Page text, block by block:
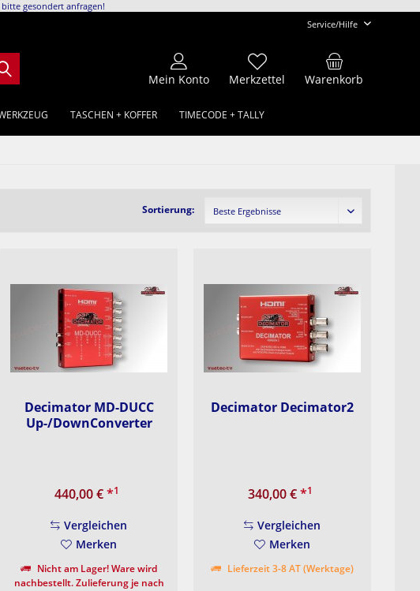
gesondert anfragen!
Service/Hilfe
Warenkorb
Merkzettel
Mein Konto
TASCHEN + KOFFER TIMECODE + TALLY
Sortierung:
Decimator MD-DUCC
Up-/DownConverter
440,00 €*1
Vergleichen
Merken
Nicht am Lager! Ware wird
nachbestellt. Zulieferung je nach
Decimator Decimator2
340,00 €*1
Vergleichen
Merken
Lieferzeit 3-8 AT (Werktage)